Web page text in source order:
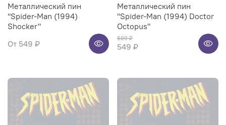
Металлический пин
"Spider-Man (1994)
Shocker"
От 549 ₽
Металлический пин
"Spider-Man (1994) Doctor
Octopus"
600 ₽
549 ₽